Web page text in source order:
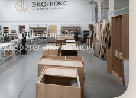
пр. 26
записи)